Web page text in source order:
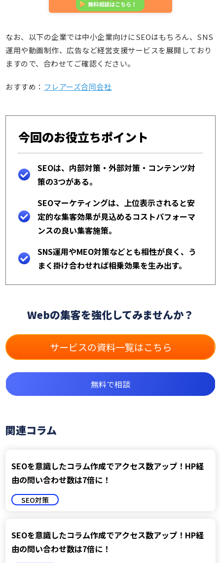
なお、以下の企業では中小企業向けにSEOはもちろん、SNS
運用や動画制作、広告など経営支援サービスを展開しており
ますので、合わせてご確認ください。
おすすめ： フレアーズ合同会社
今回のお役立ちポイント
SEOは、内部対策・外部対策・コンテンツ対
策の3つがある。
SEOマーケティングは、上位表示されると安
定的な集客効果が見込めるコストパフォーマ
ンスの良い集客施策。
SNS運用やMEO対策などとも相性が良く、う
まく掛け合わせれば相乗効果を生み出す。
Webの集客を強化してみませんか？
サービスの資料一覧はこちら
無料で相談
関連コラム
SEOを意識したコラム作成でアクセス数アップ！HP経
由の問い合わせ数は7倍に！
SEO対策
SEOを意識したコラム作成でアクセス数アップ！HP経
由の問い合わせ数は7倍に！